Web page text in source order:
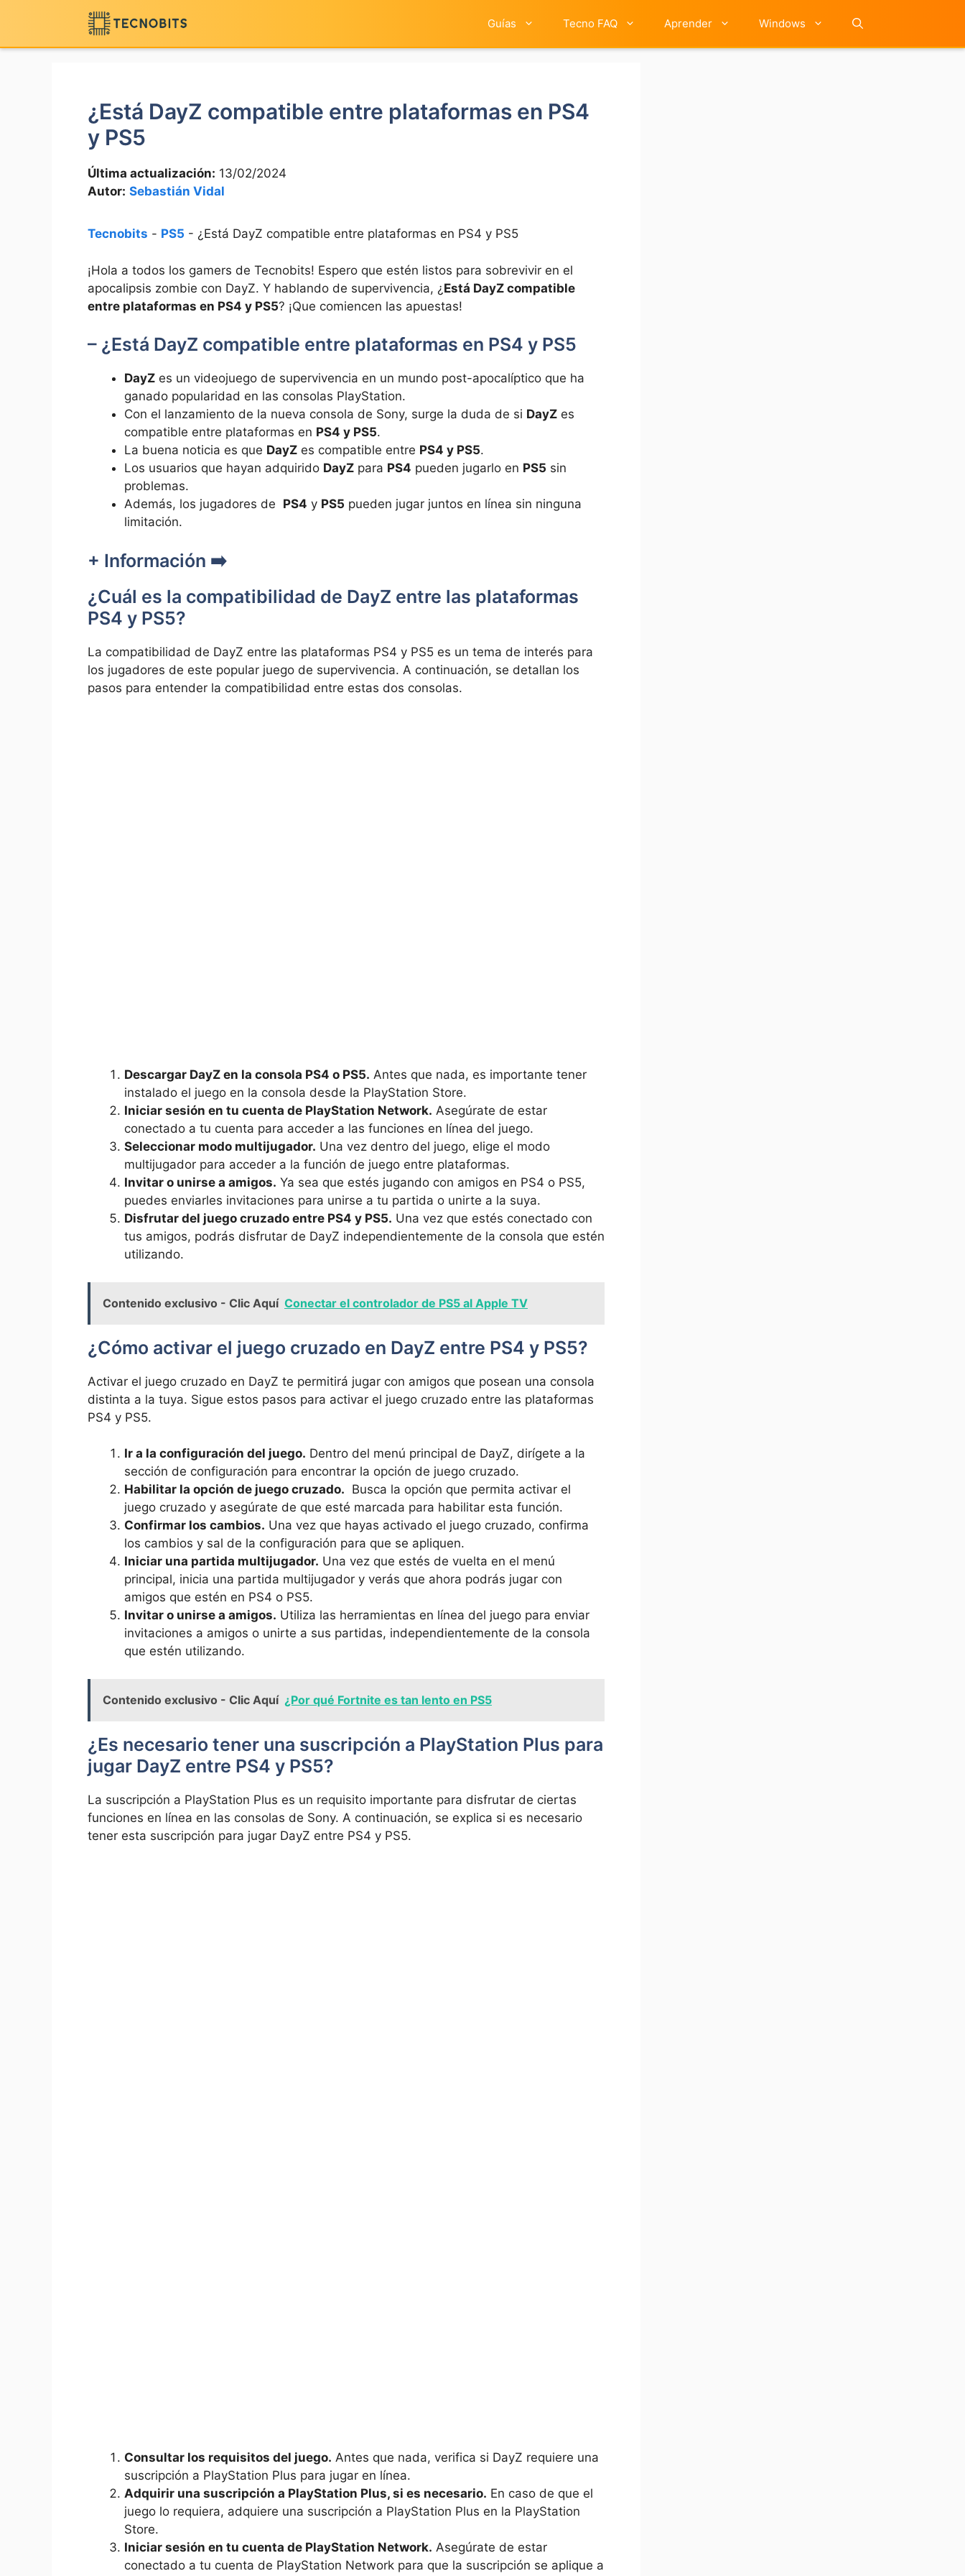
contenido
Guías Tecno FAQ Aprender Windows
¿Está DayZ compatible entre plataformas en PS4
y PS5
Última actualización: 13/02/2024
Autor: Sebastián Vidal
Tecnobits - PS5 - ¿Está DayZ compatible entre plataformas en PS4 y PS5
¡Hola a‌ todos los gamers ⁣de Tecnobits! Espero que estén listos para sobrevivir en el
apocalipsis zombie con ‌DayZ. Y hablando ⁢de ​supervivencia, ¿ Está DayZ compatible
entre plataformas ​en‍ PS4 y PS5? ¡Que ‌comiencen las ⁤apuestas!
– ¿Está DayZ​ compatible​ entre plataformas en PS4⁢ y PS5
DayZ es⁢ un videojuego​ de supervivencia en un mundo ⁤post-apocalíptico que ha
ganado popularidad en‌ las consolas PlayStation.
Con⁣ el lanzamiento ⁢de la nueva consola⁢ de ⁣Sony, surge⁤ la duda de si DayZ es ​
compatible entre⁣ plataformas en PS4‌ y ⁢PS5.
La buena noticia ‍es que DayZ es compatible entre PS4 y PS5.
Los usuarios que hayan adquirido DayZ para PS4 pueden jugarlo en‍ PS5 sin
⁤problemas.
Además, los jugadores de ​ PS4 y PS5 pueden jugar juntos ‍en línea sin ninguna
limitación.
+ Información ➡️
¿Cuál es la⁢ compatibilidad de ‌DayZ entre las ⁢plataformas
⁣PS4 y PS5?
La compatibilidad de DayZ ⁣entre las⁢ plataformas PS4 y​ PS5 es‌ un tema⁢ de interés para
los ⁤jugadores de este ⁣popular juego de supervivencia. A continuación, se detallan ⁤los
pasos para entender la compatibilidad‌ entre ‌estas dos consolas.
Descargar DayZ en​ la consola PS4 o⁤ PS5. Antes que ⁤nada, es importante tener
‍instalado ‌el juego‍ en la ‌consola desde la ‌PlayStation Store.
Iniciar sesión en tu cuenta de PlayStation Network. Asegúrate de estar⁤
conectado⁢ a ⁣tu⁢ cuenta para acceder⁢ a las funciones en línea del juego.
Seleccionar ⁤modo multijugador. Una vez dentro del juego, ‌elige el modo
multijugador para acceder‍ a ​la función de juego⁣ entre plataformas.
Invitar o unirse​ a amigos. Ya‍ sea ‌que⁤ estés jugando con⁢ amigos en PS4 o PS5,⁣
puedes enviarles invitaciones para unirse a tu partida o unirte a la suya.
Disfrutar del juego⁢ cruzado⁤ entre PS4 y PS5. Una vez que estés conectado con
tus ⁤amigos,​ podrás disfrutar‌ de DayZ independientemente de⁢ la ‌consola ⁣que estén⁢
utilizando.
Contenido exclusivo - Clic Aquí Conectar el controlador de PS5 al Apple TV
¿Cómo activar⁣ el juego cruzado en DayZ ⁢entre PS4 y PS5?
Activar el‍ juego cruzado en DayZ te permitirá​ jugar‌ con amigos⁤ que posean⁤ una consola
⁤distinta ‌a la tuya. Sigue estos pasos​ para activar el juego cruzado ​entre​ las plataformas
PS4 y ‌PS5.
Ir a la configuración‍ del⁢ juego. Dentro del​ menú principal de DayZ, dirígete a⁢ la
sección​ de configuración para encontrar la opción de juego cruzado.
Habilitar la ‌opción de juego cruzado. ‌ Busca la​ opción que permita activar ⁣el
juego cruzado y⁣ asegúrate de que esté marcada para‍ habilitar esta función.
Confirmar los ​cambios. Una vez que hayas activado el juego⁣ cruzado, ‌confirma
los cambios y sal de la configuración​ para⁤ que se apliquen.
Iniciar una ‍partida multijugador. Una vez que estés de vuelta en el menú
principal, inicia ⁢una‍ partida⁢ multijugador y ‌verás que ahora ​podrás jugar con
amigos que estén ⁣en PS4 o PS5.
Invitar o unirse a amigos. Utiliza ‌las herramientas en línea​ del ⁢juego para enviar
invitaciones a amigos ‍o⁣ unirte a sus ​partidas, independientemente de la consola
que estén ⁤utilizando.
Contenido exclusivo - Clic Aquí ¿Por qué Fortnite es tan lento en PS5
¿Es necesario⁤ tener una suscripción a PlayStation Plus ​para
jugar DayZ entre‌ PS4 y PS5?
La suscripción a PlayStation Plus es un requisito importante para ⁢disfrutar ‍de ciertas
funciones en línea​ en‌ las​ consolas⁢ de Sony. ‌A continuación,​ se explica ​si es necesario
tener esta suscripción para jugar DayZ ⁣entre ⁢PS4 y PS5.
Consultar ‌los ⁣requisitos del juego. Antes que nada, verifica⁤ si DayZ ‍requiere‌ una‍
suscripción ⁤a PlayStation Plus para jugar en‌ línea.
Adquirir ‌una‍ suscripción a ⁤PlayStation Plus, si es necesario. ​En ⁣caso de que el
juego lo requiera,​ adquiere una suscripción a⁣ PlayStation Plus en la⁤ PlayStation
Store.
Iniciar‍ sesión en tu cuenta de PlayStation Network. Asegúrate ‌de estar
conectado‌ a tu cuenta de PlayStation Network⁤ para que ⁣la⁤ suscripción se aplique a